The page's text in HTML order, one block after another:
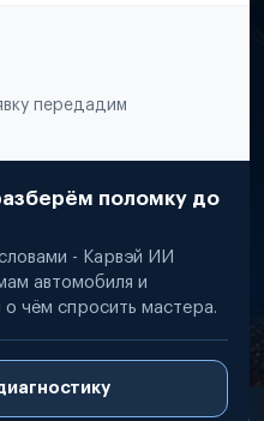
передадим
поломку до
- Карвэй ИИ
автомобиля и
чём спросить мастера.